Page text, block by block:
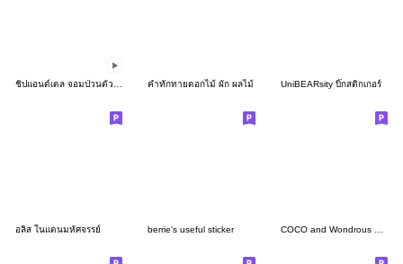
ชิปแอนด์เดล จอมป่วนตัวจิ๋ว คำทักทายดอกไม้ ผัก ผลไม้ UniBEARsity บิ๊กสติกเกอร์
อลิส ในแดนมหัศจรรย์ berrie's useful sticker